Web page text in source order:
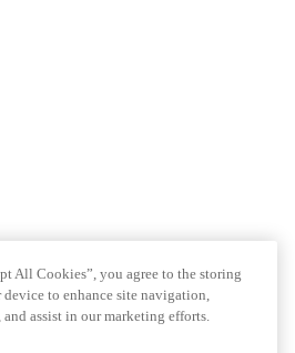
All Cookies”, you agree to the storing
to enhance site navigation,
and assist in our marketing efforts.